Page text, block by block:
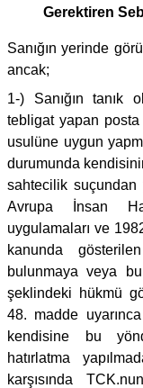
Gerektiren
Sanığın yerinde
ancak;
1-) Sanığın tanık
tebligat yapan posta
usulüne uygun
durumunda
sahtecilik suçundan
Avrupa İnsan
uygulamaları ve
kanunda
bulunmaya veya
şeklindeki hükmü
48. madde
kendisine bu
hatırlatma
karşısında